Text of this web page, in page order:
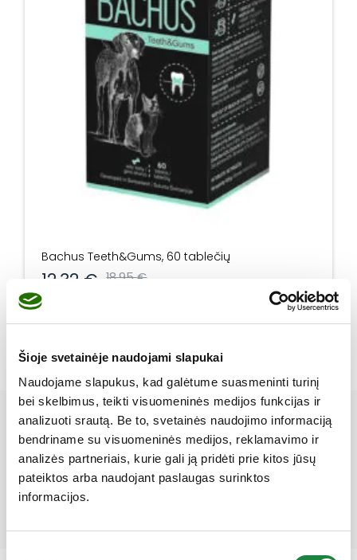
Šioje svetainėje naudojami slapukai
Naudojame slapukus, kad galėtume suasmeninti turinį
bei skelbimus, teikti visuomeninės medijos funkcijas ir
analizuoti srautą. Be to, svetainės naudojimo informaciją
bendriname su visuomeninės medijos, reklamavimo ir
analizės partneriais, kurie gali ją pridėti prie kitos jūsų
pateiktos arba naudojant paslaugas surinktos
informacijos.
Bachus Teeth&Gums, 60 tablečių
18,95€
12,32 €
produkto kiekis: Bachus Teeth&Gums, 60 tablečių
Mūsų partneriai